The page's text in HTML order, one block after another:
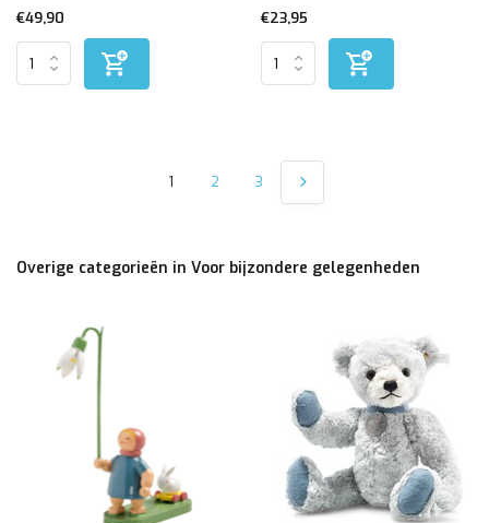
€49,90
€23,95
1 2 3
Overige categorieën in Voor bijzondere gelegenheden